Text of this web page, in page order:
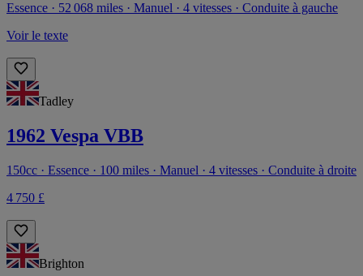
Essence · 52 068 miles · Manuel · 4 vitesses · Conduite à gauche
Voir le texte
Tadley
1962 Vespa VBB
150cc · Essence · 100 miles · Manuel · 4 vitesses · Conduite à droite
4 750 £
Brighton